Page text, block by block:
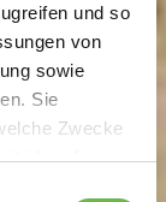
und so
von
sowie
Sie
Zwecke
über die